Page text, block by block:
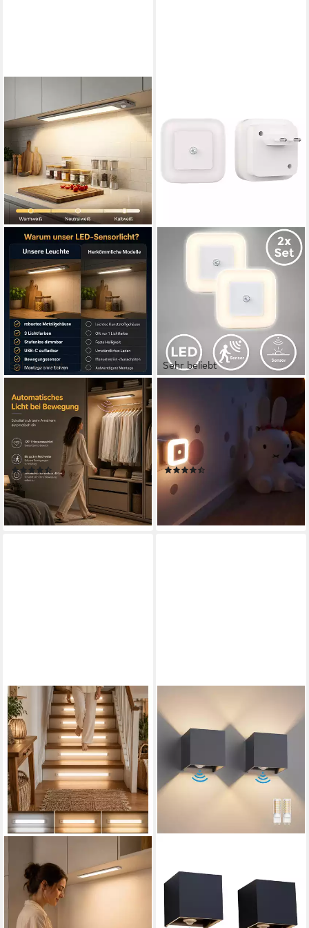
Sehr beliebt
ANYSUN
LED Unterbauleuchte
Schrankbeleuchtung Kabellos
mit Bewegungsmelder und
Lichtsensor, 23cm LED Leiste
mit 900 mah
Wiederaufladbarer Akku
Farbwechsler, Warmweiß,
Kaltweiß, Neutralweiß, 6000K
(128)
ab 18,99 € UVP49,99 €
-62%
lieferbar - in 4-5 Werktagen bei dir
Sehr beliebt
Wandleuchte 2er Set LED
Nachtlicht Steckdosenleuchte
Bewegungsmelder - BKL1133,
LED fest integriert, 3000K -
Warmweiß
18,80 €
lieferbar - in 3-4 Werktagen bei dir